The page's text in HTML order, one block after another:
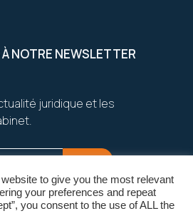
NOTRE NEWSLETTER
juridique et les
to give you the most relevant
your preferences and repeat
you consent to the use of ALL the